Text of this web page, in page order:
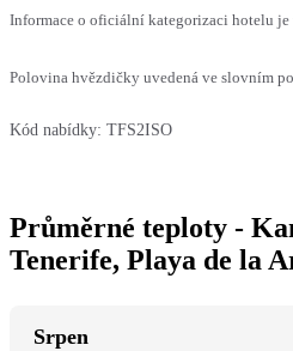
Informace o oficiální kategorizaci hotelu
Polovina hvězdičky uvedená ve slovním
Kód nabídky: TFS2ISO
Průměrné teploty -
Tenerife, Playa de la
Srpen